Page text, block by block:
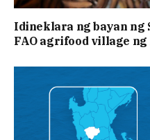
Idineklara ng bayan ng
FAO agrifood village ng